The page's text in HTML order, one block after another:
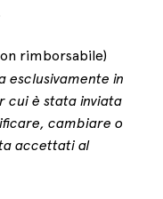
rimborsabile)
esclusivamente in
è stata inviata
cambiare o
accettati al